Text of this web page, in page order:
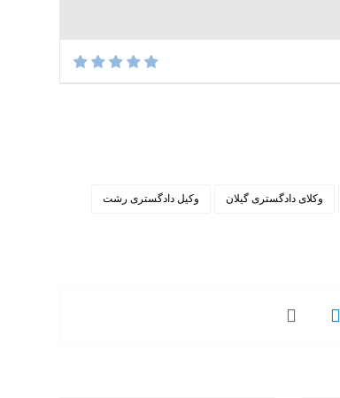
وکلای دادگستری گیلان وکیل دادگستری رشت